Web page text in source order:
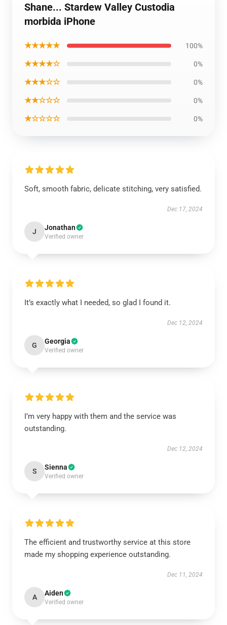
Shane... Stardew Valley Custodia
morbida iPhone
★★★★★ 100%
★★★★☆ 0%
★★★☆☆ 0%
★★☆☆☆ 0%
★☆☆☆☆ 0%
Soft, smooth fabric, delicate stitching, very satisfied.
Dec 17, 2024
J Jonathan
Verified owner
It’s exactly what I needed, so glad I found it.
Dec 12, 2024
G Georgia
Verified owner
I’m very happy with them and the service was
outstanding.
Dec 12, 2024
S Sienna
Verified owner
The efficient and trustworthy service at this store
made my shopping experience outstanding.
Dec 11, 2024
A Aiden
Verified owner